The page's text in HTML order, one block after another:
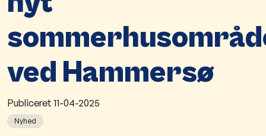
ved Hammersø
Publiceret 11-04-2025
Nyhed